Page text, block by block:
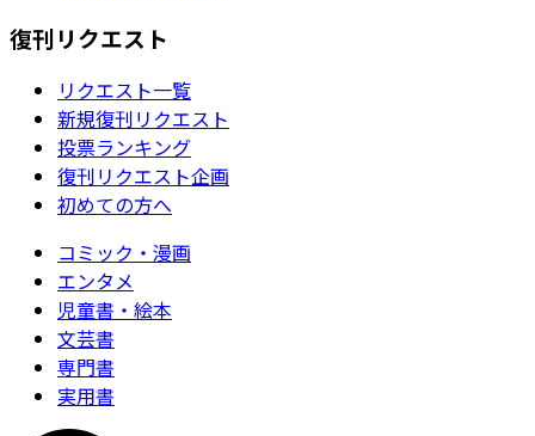
復刊リクエスト
リクエスト一覧
新規復刊リクエスト
投票ランキング
復刊リクエスト企画
初めての方へ
コミック・漫画
エンタメ
児童書・絵本
文芸書
専門書
実用書